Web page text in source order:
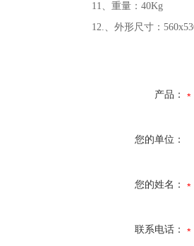
11、重量：40Kg
12.、外形尺寸：
产品：
您的单位：
您的姓名：
联系电话：